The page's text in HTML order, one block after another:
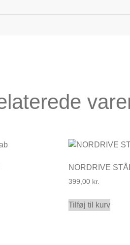
NORDRIVE
399,00 kr.
Tilføj til kurv